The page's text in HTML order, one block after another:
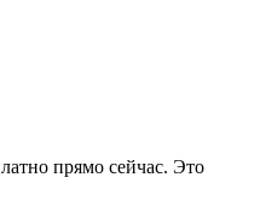
прямо сейчас. Это